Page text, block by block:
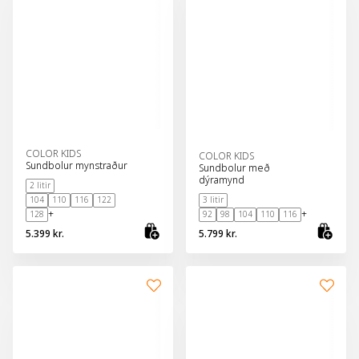
COLOR KIDS
Sundbolur mynstraður
2 litir
104
110 116
122
128 +
5.399 kr.
COLOR KIDS
Sundbolur með
dýramynd
3 litir
92
98 104 110 116 +
5.799 kr.